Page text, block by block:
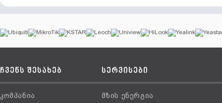
ჩვენს შესახებ
კომპანია
სერვისები
მზის ენერგია